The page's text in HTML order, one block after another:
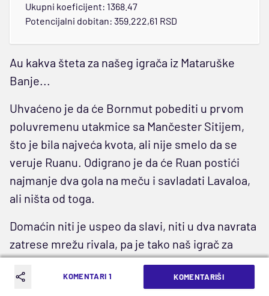
Ukupni koeficijent: 1368.47
Potencijalni dobitan: 359.222,61 RSD
Au kakva šteta za našeg igrača iz Mataruške
Banje...
Uhvaćeno je da će Bornmut pobediti u prvom
poluvremenu utakmice sa Mančester Sitijem,
što je bila najveća kvota, ali nije smelo da se
veruje Ruanu. Odigrano je da će Ruan postići
najmanje dva gola na meču i savladati Lavaloa,
ali ništa od toga.
Domaćin niti je uspeo da slavi, niti u dva navrata
zatrese mrežu rivala, pa je tako naš igrač za
dlaku ostao bez dobitka od 359.222 dinara.
Ostaje kao utešna nagrada isplata od 1.250
KOMENTARI 1 KOMENTARIŠI